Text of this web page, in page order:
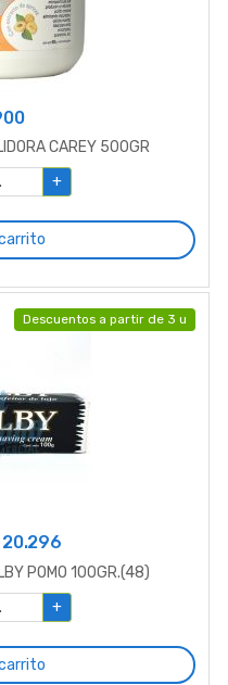
CAREY 500GR
+
Descuentos a partir de 3 u
POMO 100GR.(48)
+